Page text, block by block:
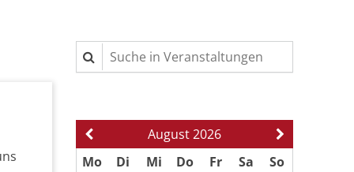
Suche in Veranstaltungen
Vorherige Seite
August 2026 Nächste
Mo Di Mi Do Fr Sa
So